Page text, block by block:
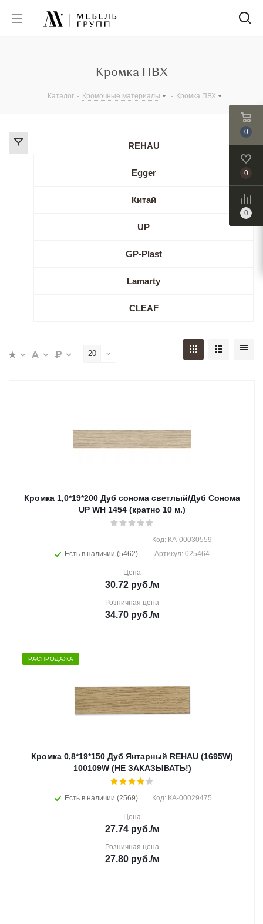
Кромка ПВХ
Каталог - Кромочные материалы - Кромка ПВХ
REHAU
Egger
Китай
UP
GP-Plast
Lamarty
CLEAF
20
Кромка 1,0*19*200 Дуб сонома светлый/Дуб Сонома
UP WH 1454 (кратно 10 м.)
Есть в наличии (5462)
Код: КА-00030559
Артикул: 025464
Цена
30.72руб./м
Розничная цена
34.70руб./м
РАСПРОДАЖА
Кромка 0,8*19*150 Дуб Янтарный REHAU (1695W)
100109W (НЕ ЗАКАЗЫВАТЬ!)
Есть в наличии (2569) Код: КА-00029475
Цена
27.74руб./м
Розничная цена
27.80руб./м
0
0
0